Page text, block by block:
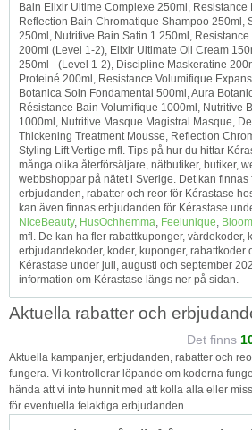
Bain Elixir Ultime Complexe 250ml,
Reflection Bain Chromatique Shampoo 250ml,
250ml, Nutritive Bain Satin 1 250ml,
200ml (Level 1-2), Elixir Ultimate Oil Cream
250ml - (Level 1-2), Discipline Maskeratine
Proteiné 200ml, Resistance Volumifique
Botanica Soin Fondamental 500ml, Aura
Résistance Bain Volumifique 1000ml, Nutritive
1000ml, Nutritive Masque Magistral Masque,
Thickening Treatment Mousse, Reflection
Styling Lift Vertige mfl. Tips på hur du hittar
många olika återförsäljare, nätbutiker, butiker,
webbshoppar på nätet i Sverige. Det kan finnas
erbjudanden, rabatter och reor för Kérastase
kan även finnas erbjudanden för Kérastase
NiceBeauty, HusOchhemma, Feelunique,
mfl. De kan ha fler rabattkuponger, värdekoder,
erbjudandekoder, koder, kuponger, rabattkoder
Kérastase under juli, augusti och september
information om Kérastase längs ner på sidan.
Aktuella rabatter och
Det finns
Aktuella kampanjer, erbjudanden, rabatter och
fungera. Vi kontrollerar löpande om koderna
hända att vi inte hunnit med att kolla alla eller
för eventuella felaktiga erbjudanden.